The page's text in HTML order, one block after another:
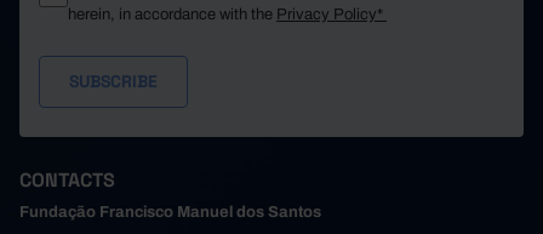
herein, in accordance with the Privacy Policy*
CONTACTS
Fundação Francisco Manuel dos Santos